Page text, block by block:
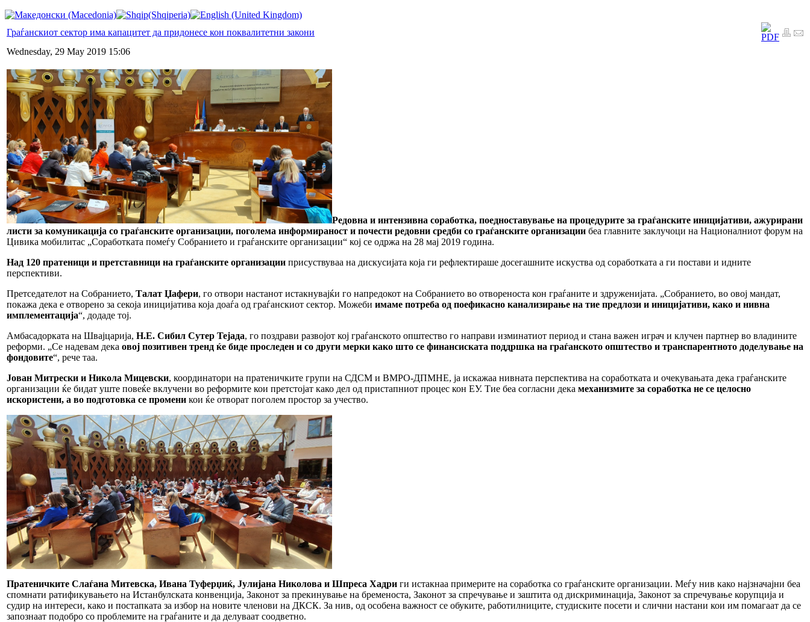
Граѓанскиот сектор има капацитет да придонесе кон поквалитетни закони
Wednesday, 29 May 2019 15:06
Редовна и интензивна соработка, поедноставување на процедурите за граѓанските иницијативи, ажурирани
листи за комуникација со граѓанските организации, поголема информираност и почести редовни средби со граѓанските организации беа главните заклучоци на Националниот форум на
Цивика мобилитас „Соработката помеѓу Собранието и граѓанските организации“ кој се одржа на 28 мај 2019 година.
Над 120 пратеници и претставници на граѓанските организации присуствуваа на дискусијата која ги рефлектираше досегашните искуства од соработката а ги постави и идните
перспективи.
Претседателот на Собранието, Талат Џафери, го отвори настанот истакнувајќи го напредокот на Собранието во отвореноста кон граѓаните и здруженијата. „Собранието, во овој мандат,
покажа дека е отворено за секоја иницијатива која доаѓа од граѓанскиот сектор. Можеби имаме потреба од поефикасно канализирање на тие предлози и иницијативи, како и нивна
имплементација“, додаде тој.
Амбасадорката на Швајцарија, Н.Е. Сибил Сутер Тејада, го поздрави развојот кој граѓанското општество го направи изминатиот период и стана важен играч и клучен партнер во владините
реформи. „Се надевам дека овој позитивен тренд ќе биде проследен и со други мерки како што се финансиската поддршка на граѓанското општество и транспарентното доделување на
фондовите“, рече таа.
Јован Митрески и Никола Мицевски, координатори на пратеничките групи на СДСМ и ВМРО-ДПМНЕ, ја искажаа нивната перспектива на соработката и очекувањата дека граѓанските
организации ќе бидат уште повеќе вклучени во реформите кои претстојат како дел од пристапниот процес кон ЕУ. Тие беа согласни дека механизмите за соработка не се целосно
искористени, а во подготовка се промени кои ќе отворат поголем простор за учество.
Пратеничките Слаѓана Митевска, Ивана Туферџиќ, Јулијана Николова и Шпреса Хадри ги истакнаа примерите на соработка со граѓанските организации. Меѓу нив како најзначајни беа
спомнати ратификувањето на Истанбулската конвенција, Законот за прекинување на бременоста, Законот за спречување и заштита од дискриминација, Законот за спречување корупција и
судир на интереси, како и постапката за избор на новите членови на ДКСК. За нив, од особена важност се обуките, работилниците, студиските посети и слични настани кои им помагаат да се
запознаат подобро со проблемите на граѓаните и да делуваат соодветно.